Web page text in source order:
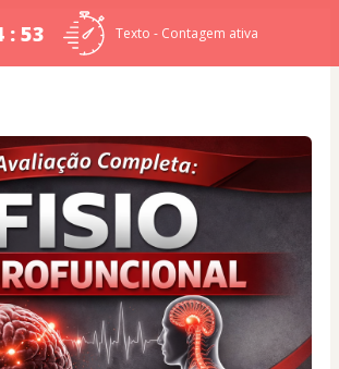
: 52 Texto - Contagem ativa